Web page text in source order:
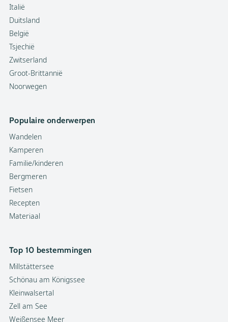
Italië
Duitsland
België
Tsjechië
Zwitserland
Groot-Brittannië
Noorwegen
Populaire onderwerpen
Wandelen
Kamperen
Familie/kinderen
Bergmeren
Fietsen
Recepten
Materiaal
Top 10 bestemmingen
Millstättersee
Schönau am Königssee
Kleinwalsertal
Zell am See
Weißensee Meer